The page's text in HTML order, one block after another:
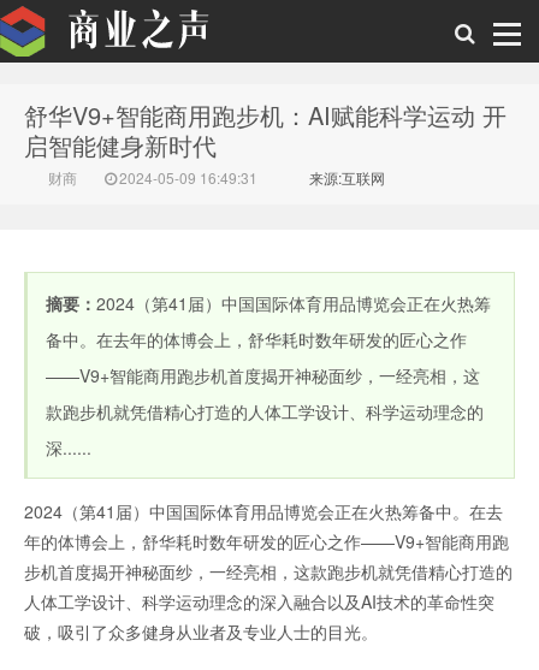
商业之声
舒华V9+智能商用跑步机：AI赋能科学运动 开
启智能健身新时代
财商 2024-05-09 16:49:31 来源:互联网
摘要： 2024（第41届）中国国际体育用品博览会正在火热筹
备中。在去年的体博会上，舒华耗时数年研发的匠心之作
——V9+智能商用跑步机首度揭开神秘面纱，一经亮相，这
款跑步机就凭借精心打造的人体工学设计、科学运动理念的
深......
2024（第41届）中国国际体育用品博览会正在火热筹备中。在去
年的体博会上，舒华耗时数年研发的匠心之作——V9+智能商用跑
步机首度揭开神秘面纱，一经亮相，这款跑步机就凭借精心打造的
人体工学设计、科学运动理念的深入融合以及AI技术的革命性突
破，吸引了众多健身从业者及专业人士的目光。